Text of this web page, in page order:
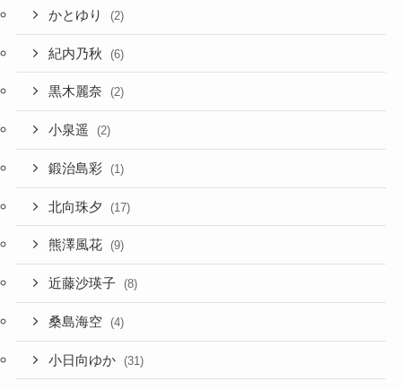
かとゆり (2)
紀内乃秋 (6)
黒木麗奈 (2)
小泉遥 (2)
鍛治島彩 (1)
北向珠夕 (17)
熊澤風花 (9)
近藤沙瑛子 (8)
桑島海空 (4)
小日向ゆか (31)